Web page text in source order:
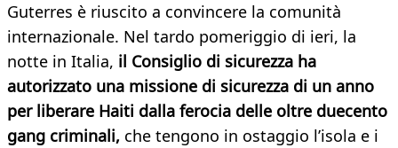
Guterres è riuscito a convincere la comunità
internazionale. Nel tardo pomeriggio di ieri, la
notte in Italia, il Consiglio di sicurezza ha
autorizzato una missione di sicurezza di un anno
per liberare Haiti dalla ferocia delle oltre duecento
gang criminali, che tengono in ostaggio l’isola e i